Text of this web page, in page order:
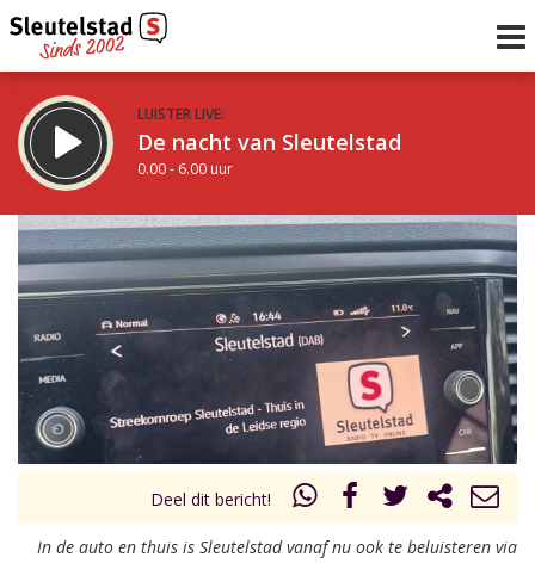
LUISTER LIVE:
De nacht van Sleutelstad
0.00 - 6.00 uur
STRAKS:
De ochtend van Sleutelstad
6.00 - 12.00 uur
Vorig uur
uur 1 van 0 Volgend uur
Deel dit bericht!
In de auto en thuis is Sleutelstad vanaf nu ook te beluisteren via